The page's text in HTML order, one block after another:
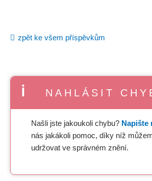
zpět ke všem příspěvkům
NAHLÁSIT
Našli jste jakoukoli chybu? Napište
nás jakákoli pomoc, díky níž
udržovat ve správném znění.